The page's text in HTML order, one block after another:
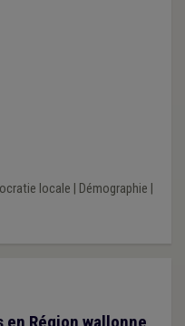
locale Démographie
Région wallonne